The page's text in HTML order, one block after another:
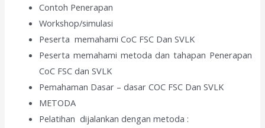
Contoh Penerapan
Workshop/simulasi
Peserta memahami CoC FSC Dan SVLK
Peserta memahami metoda dan tahapan Penerapan
CoC FSC dan SVLK
Pemahaman Dasar – dasar COC FSC Dan SVLK
METODA
Pelatihan dijalankan dengan metoda :